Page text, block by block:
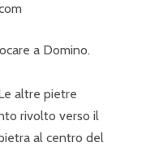
a Domino.
altre pietre
rivolto verso il
al centro del